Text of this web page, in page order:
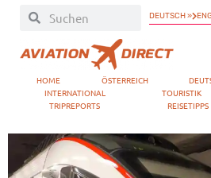
DEUTSCH »
HOME ÖSTERREICH
INTERNATIONAL
TOURISTIK
TRIPREPORTS
REISETIPPS